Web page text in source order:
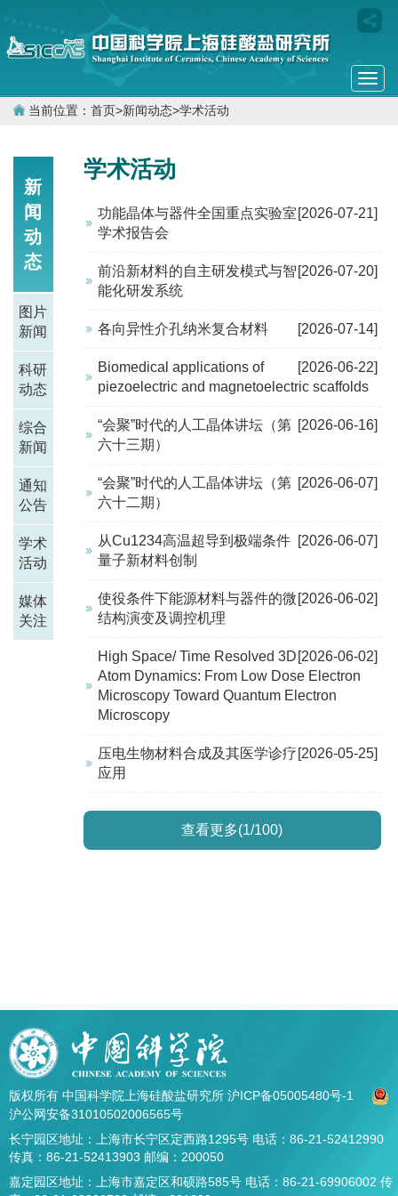
当前位置： 首页>新闻动态>学术活动
新
闻
动
态
图片
新闻
科研
动态
综合
新闻
通知
公告
学术
活动
媒体
关注
学术活动
[2026-07-21]
功能晶体与器件全国重点实验室
学术报告会
[2026-07-20]
前沿新材料的自主研发模式与智
能化研发系统
[2026-07-14]
各向异性介孔纳米复合材料
[2026-06-22]
Biomedical applications of
piezoelectric and magnetoelectric scaffolds
[2026-06-16]
“会聚”时代的人工晶体讲坛（第
六十三期）
[2026-06-07]
“会聚”时代的人工晶体讲坛（第
六十二期）
[2026-06-07]
从Cu1234高温超导到极端条件
量子新材料创制
[2026-06-02]
使役条件下能源材料与器件的微
结构演变及调控机理
[2026-06-02]
High Space/ Time Resolved 3D
Atom Dynamics: From Low Dose Electron
Microscopy Toward Quantum Electron
Microscopy
[2026-05-25]
压电生物材料合成及其医学诊疗
应用
查看更多(1/100)
版权所有 中国科学院上海硅酸盐研究所 沪ICP备05005480号-1
沪公网安备31010502006565号
长宁园区地址：上海市长宁区定西路1295号 电话：86-21-52412990
传真：86-21-52413903 邮编：200050
嘉定园区地址：上海市嘉定区和硕路585号 电话：86-21-69906002 传